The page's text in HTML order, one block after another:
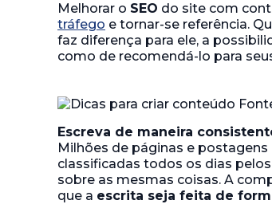
Melhorar o SEO do site com
tráfego e tornar-se referência.
faz diferença para ele, a
como de recomendá-lo para
Escreva de maneira
Milhões de páginas e
classificadas todos os dias
sobre as mesmas coisas. A
que a escrita seja feita de